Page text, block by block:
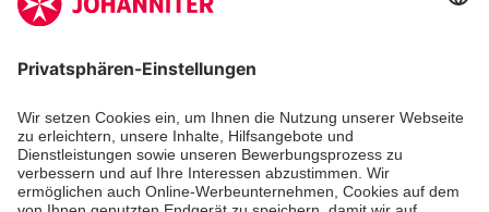
Kununu Top Company 2026